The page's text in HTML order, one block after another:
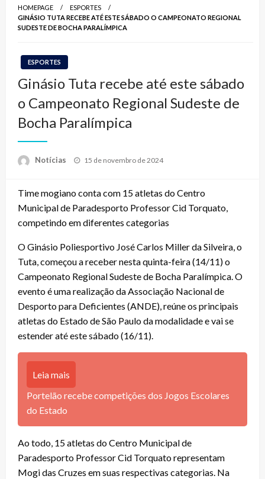
HOMEPAGE
ESPORTES
GINÁSIO TUTA RECEBE ATÉ ESTE SÁBADO O CAMPEONATO REGIONAL
SUDESTE DE BOCHA PARALÍMPICA
ESPORTES
Ginásio Tuta recebe até este sábado
o Campeonato Regional Sudeste de
Bocha Paralímpica
Notícias
Posted
15 de novembro de 2024
Time mogiano conta com 15 atletas do Centro
Municipal de Paradesporto Professor Cid Torquato,
competindo em diferentes categorias
O Ginásio Poliesportivo José Carlos Miller da Silveira, o
Tuta, começou a receber nesta quinta-feira (14/11) o
Campeonato Regional Sudeste de Bocha Paralímpica. O
evento é uma realização da Associação Nacional de
Desporto para Deficientes (ANDE), reúne os principais
atletas do Estado de São Paulo da modalidade e vai se
estender até este sábado (16/11).
Leia mais
Portelão recebe competições dos Jogos Escolares
do Estado
Ao todo, 15 atletas do Centro Municipal de
Paradesporto Professor Cid Torquato representam
Mogi das Cruzes em suas respectivas categorias. Na